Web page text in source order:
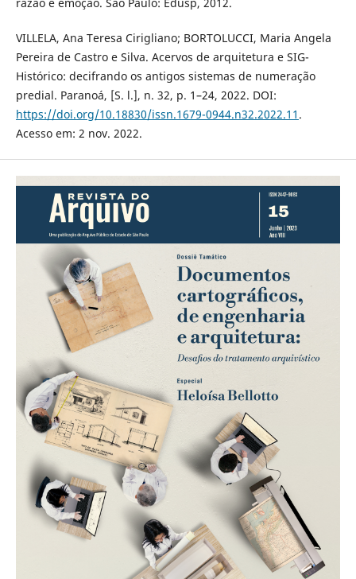
VILLELA, Ana Teresa Cirigliano; BORTOLUCCI, Maria Angela
Pereira de Castro e Silva. Acervos de arquitetura e SIG-
Histórico: decifrando os antigos sistemas de numeração
predial. Paranoá, [S. l.], n. 32, p. 1–24, 2022. DOI:
https://doi.org/10.18830/issn.1679-0944.n32.2022.11 .
Acesso em: 2 nov. 2022.